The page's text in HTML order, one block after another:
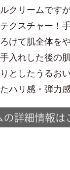
クリームです
クスチャー！
けて肌全体を
入れした後の
としたうるおい
ハリ感・弾力感